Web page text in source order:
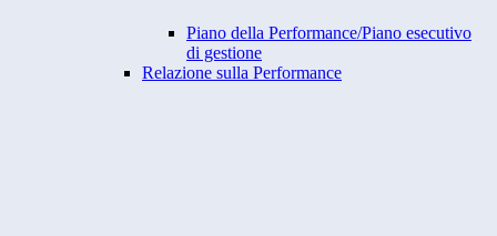
Piano della Performance/Piano esecutivo
di gestione
Relazione sulla Performance